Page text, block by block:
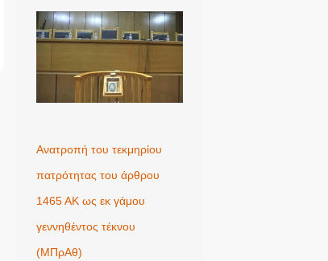
Ανατροπή του τεκμηρίου
πατρότητας του άρθρου
1465 ΑΚ ως εκ γάμου
γεννηθέντος τέκνου
(MΠρΑθ)